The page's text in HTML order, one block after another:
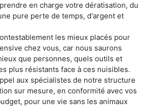
en charge votre dératisation, du
pure perte de temps, d'argent et
les mieux placés pour
chez vous, car nous saurons
que personnes, quels outils et
plus résistants face à ces nuisibles.
aux spécialistes de notre structure
sur mesure, en conformité avec vos
pour une vie sans les animaux